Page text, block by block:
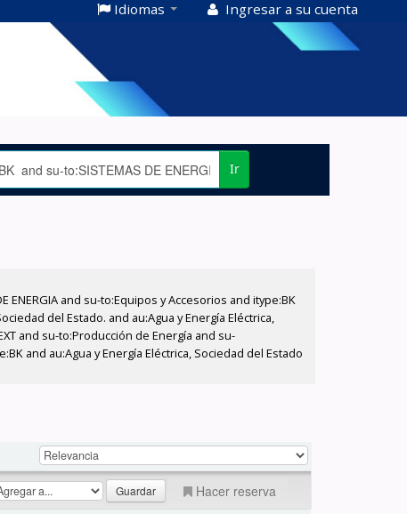
Idiomas Ingresar a su cuenta
Ir
and su-to:Equipos y Accesorios and itype:BK
del Estado. and au:Agua y Energía Eléctrica,
and su-to:Producción de Energía and su-
and au:Agua y Energía Eléctrica, Sociedad del Estado
Hacer reserva